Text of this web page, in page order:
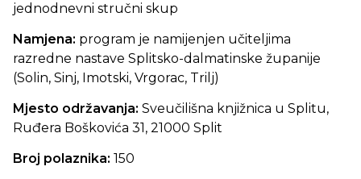
jednodnevni stručni skup
Namjena: program je namijenjen učiteljima
razredne nastave Splitsko-dalmatinske županije
(Solin, Sinj, Imotski, Vrgorac, Trilj)
Mjesto održavanja: Sveučilišna knjižnica u Splitu,
Ruđera Boškovića 31, 21000 Split
Broj polaznika: 150